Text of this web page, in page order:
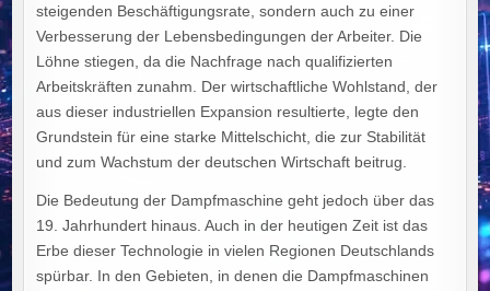
steigenden Beschäftigungsrate, sondern auch zu einer
Verbesserung der Lebensbedingungen der Arbeiter. Die
Löhne stiegen, da die Nachfrage nach qualifizierten
Arbeitskräften zunahm. Der wirtschaftliche Wohlstand, der
aus dieser industriellen Expansion resultierte, legte den
Grundstein für eine starke Mittelschicht, die zur Stabilität
und zum Wachstum der deutschen Wirtschaft beitrug.
Die Bedeutung der Dampfmaschine geht jedoch über das
19. Jahrhundert hinaus. Auch in der heutigen Zeit ist das
Erbe dieser Technologie in vielen Regionen Deutschlands
spürbar. In den Gebieten, in denen die Dampfmaschinen